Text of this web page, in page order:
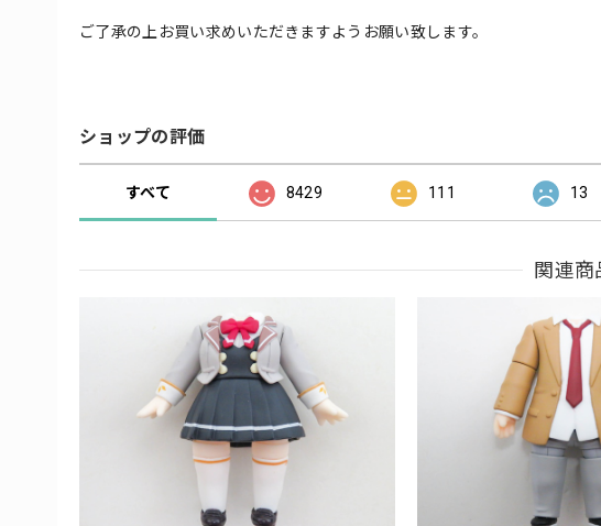
ご了承の上お買い求めいただきますようお願い致します。
ショップの評価
すべて 8429 111 13
関連商